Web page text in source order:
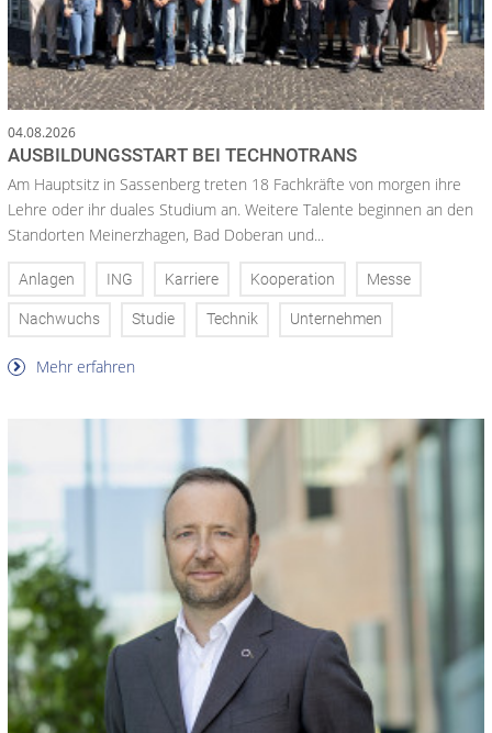
04.08.2026
AUSBILDUNGSSTART BEI TECHNOTRANS
Am Hauptsitz in Sassenberg treten 18 Fachkräfte von morgen ihre
Lehre oder ihr duales Studium an. Weitere Talente beginnen an den
Standorten Meinerzhagen, Bad Doberan und...
Anlagen ING Karriere Kooperation Messe
Nachwuchs Studie Technik Unternehmen
Mehr erfahren